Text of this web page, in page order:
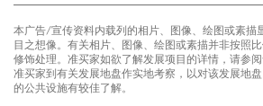
本广告/宣传资料内载列的相片、图像、绘图或素描
目之想像。有关相片、图像、绘图或素描并非按照
修饰处理。准买家如欲了解发展项目的详情，请参
准买家到有关发展地盘作实地考察，以对该发展地
的公共设施有较佳了解。